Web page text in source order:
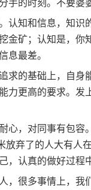
手的时刻。不要婆
认知和信息，知识
金矿；认知是，你
息最差。
求的基础上，自身
力更高的要求。发
心，对同事有包
弃了的人大有人
，认真的做好过程
，很多事情上，